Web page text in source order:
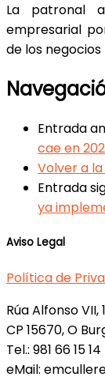
La patronal
empresarial
de los
Entrada
cae en
Volver a
Entrada
ya
Aviso Legal
Política de
Rúa Alfonso VII,
CP 15670, O
Tel.: 981 66 15 14
eMail: